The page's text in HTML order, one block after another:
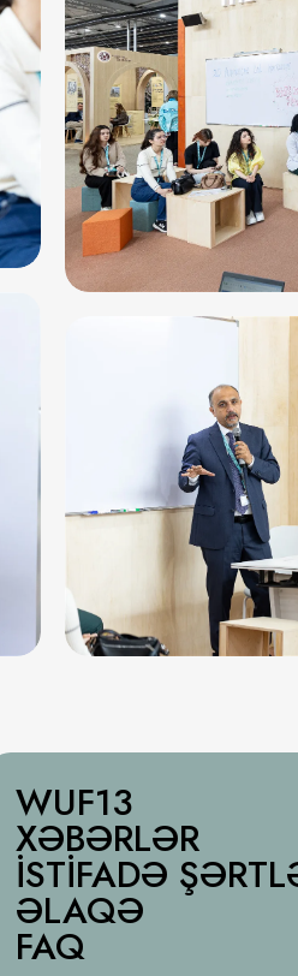
WUF13
XƏBƏRLƏR
İSTIFADƏ
ƏLAQƏ
FAQ